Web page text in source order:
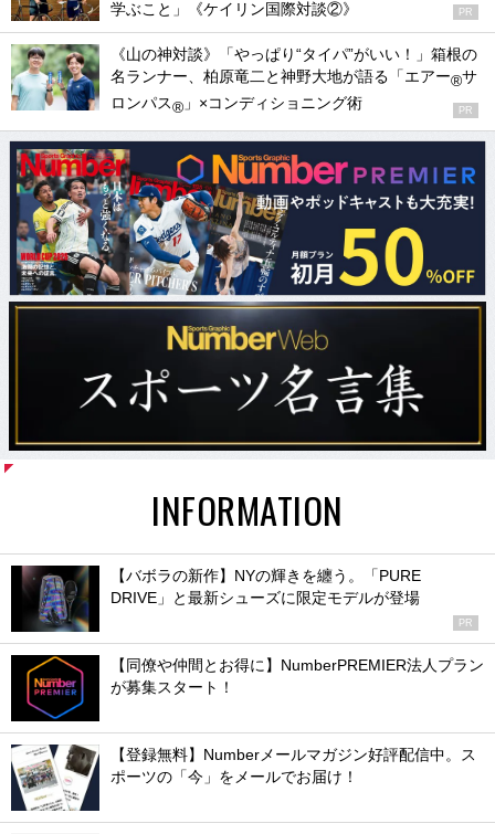
学ぶこと」《ケイリン国際対談②》
PR
《山の神対談》「やっぱり“タイパ”がいい！」箱根の
名ランナー、柏原竜二と神野大地が語る「エアー®サ
ロンパス® 」×コンディショニング術 PR
INFORMATION
【バボラの新作】NYの輝きを纏う。「PURE
DRIVE」と最新シューズに限定モデルが登場
PR
【同僚や仲間とお得に】NumberPREMIER法人プラン
が募集スタート！
【登録無料】Numberメールマガジン好評配信中。ス
ポーツの「今」をメールでお届け！